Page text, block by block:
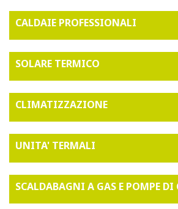
CALDAIE PROFESSIONALI
SOLARE TERMICO
CLIMATIZZAZIONE
UNITA' TERMALI
SCALDABAGNI A GAS E POMPE DI